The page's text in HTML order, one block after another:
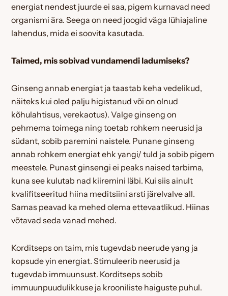
energiat nendest juurde ei saa, pigem kurnavad need
organismi ära. Seega on need joogid väga lühiajaline
lahendus, mida ei soovita kasutada.
Taimed, mis sobivad vundamendi ladumiseks?
Ginseng annab energiat ja taastab keha vedelikud,
näiteks kui oled palju higistanud või on olnud
kõhulahtisus, verekaotus). Valge ginseng on
pehmema toimega ning toetab rohkem neerusid ja
südant, sobib paremini naistele. Punane ginseng
annab rohkem energiat ehk yangi/ tuld ja sobib pigem
meestele. Punast ginsengi ei peaks naised tarbima,
kuna see kulutab nad kiiremini läbi. Kui siis ainult
kvalifitseeritud hiina meditsiini arsti järelvalve all.
Samas peavad ka mehed olema ettevaatlikud. Hiinas
võtavad seda vanad mehed.
Korditseps on taim, mis tugevdab neerude yang ja
kopsude yin energiat. Stimuleerib neerusid ja
tugevdab immuunsust. Korditseps sobib
immuunpuudulikkuse ja krooniliste haiguste puhul.